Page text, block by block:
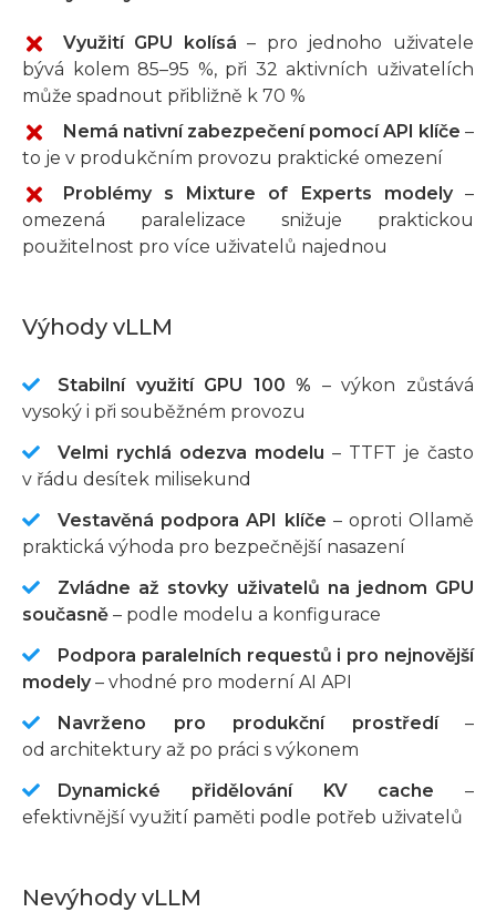
Ne Využití GPU kolísá – pro jednoho uživatele
bývá kolem 85–95 %, při 32 aktivních uživatelích
může spadnout přibližně k 70 %
Ne
Nemá nativní zabezpečení pomocí API klíče –
to je v produkčním provozu praktické omezení
Ne
Problémy s Mixture of Experts modely–
omezená paralelizace snižuje praktickou
použitelnost pro více uživatelů najednou
Výhody vLLM
Stabilní využití GPU 100 % – výkon zůstává
vysoký i při souběžném provozu
Velmi rychlá odezva modelu – TTFT je často
v řádu desítek milisekund
Vestavěná podpora API klíče – oproti Ollamě
praktická výhoda pro bezpečnější nasazení
Zvládne až stovky uživatelů na jednom GPU
současně – podle modelu a konfigurace
Podpora paralelních requestů i pro nejnovější
modely– vhodné pro moderní AI API
Navrženo pro produkční prostředí–
od architektury až po práci s výkonem
Dynamické přidělování KV cache –
efektivnější využití paměti podle potřeb uživatelů
Nevýhody vLLM